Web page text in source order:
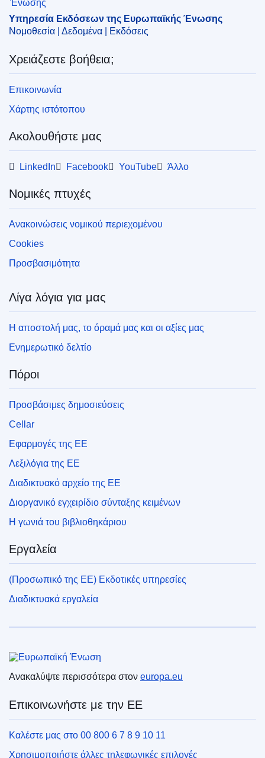
EDITION : 73372ad3-83bf-11ec-8c40-01aa75ed71a1
EDITION : 8170fa97-1b3e-11ec-b4fe-01aa75ed71a1
EDITION : 56c313af-9648-11ed-b508-01aa75ed71a1
EDITION : 70e450f1-0449-11f0-9503-01aa75ed71a1
Υπηρεσία Εκδόσεων της Ευρωπαϊκής Ένωσης
Νομοθεσία | Δεδομένα | Εκδόσεις
Χρειάζεστε βοήθεια;
Επικοινωνία
Χάρτης ιστότοπου
Ακολουθήστε μας
LinkedIn Facebook YouTube Άλλο
Νομικές πτυχές
Ανακοινώσεις νομικού περιεχομένου
Cookies
Προσβασιμότητα
Λίγα λόγια για μας
Η αποστολή μας, το όραμά μας και οι αξίες μας
Ενημερωτικό δελτίο
Πόροι
Προσβάσιμες δημοσιεύσεις
Cellar
Εφαρμογές της ΕΕ
Λεξιλόγια της ΕΕ
Διαδικτυακό αρχείο της ΕΕ
Διοργανικό εγχειρίδιο σύνταξης κειμένων
Η γωνιά του βιβλιοθηκάριου
Εργαλεία
(Προσωπικό της ΕΕ) Εκδοτικές υπηρεσίες
Διαδικτυακά εργαλεία
Ανακαλύψτε περισσότερα στον europa.eu
Επικοινωνήστε με την ΕΕ
Καλέστε μας στο 00 800 6 7 8 9 10 11
Χρησιμοποιήστε άλλες τηλεφωνικές επιλογές